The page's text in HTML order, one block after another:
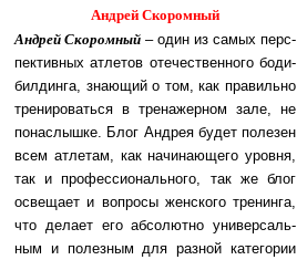
Андрей Скоромный
Андрей Скоромный – один из са­мых пер­с­
пек­тив­ных ат­ле­тов оте­чест­вен­но­го бо­ди­
бил­дин­га, зна­ю­щий о том, как пра­виль­но
тре­ни­ро­вать­ся в тре­на­жер­ном за­ле, не
по­нас­лыш­ке. Блог Ан­д­рея бу­дет по­ле­зен
всем ат­ле­там, как на­чи­на­ю­ще­го уров­ня,
так и про­фес­си­о­наль­но­го, так же блог
ос­ве­ща­ет и воп­ро­сы жен­с­ко­го тре­нин­га,
что де­ла­ет его аб­со­лют­но уни­вер­саль­
ным и по­лез­ным для раз­ной ка­те­го­рии